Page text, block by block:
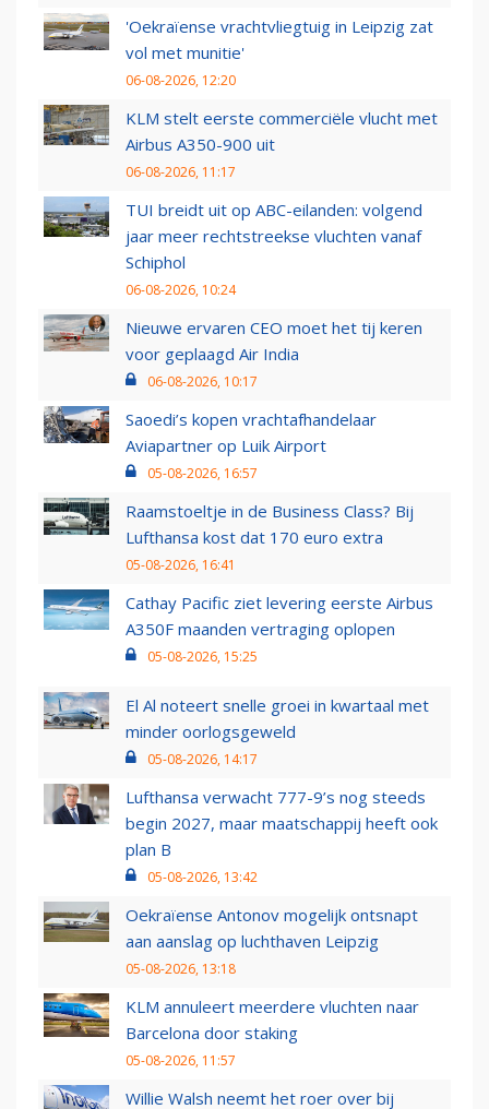
'Oekraïense vrachtvliegtuig in Leipzig zat
vol met munitie'
06-08-2026, 12:20
KLM stelt eerste commerciële vlucht met
Airbus A350-900 uit
06-08-2026, 11:17
TUI breidt uit op ABC-eilanden: volgend
jaar meer rechtstreekse vluchten vanaf
Schiphol
06-08-2026, 10:24
Nieuwe ervaren CEO moet het tij keren
voor geplaagd Air India
06-08-2026, 10:17
Saoedi’s kopen vrachtafhandelaar
Aviapartner op Luik Airport
05-08-2026, 16:57
Raamstoeltje in de Business Class? Bij
Lufthansa kost dat 170 euro extra
05-08-2026, 16:41
Cathay Pacific ziet levering eerste Airbus
A350F maanden vertraging oplopen
05-08-2026, 15:25
El Al noteert snelle groei in kwartaal met
minder oorlogsgeweld
05-08-2026, 14:17
Lufthansa verwacht 777-9’s nog steeds
begin 2027, maar maatschappij heeft ook
plan B
05-08-2026, 13:42
Oekraïense Antonov mogelijk ontsnapt
aan aanslag op luchthaven Leipzig
05-08-2026, 13:18
KLM annuleert meerdere vluchten naar
Barcelona door staking
05-08-2026, 11:57
Willie Walsh neemt het roer over bij